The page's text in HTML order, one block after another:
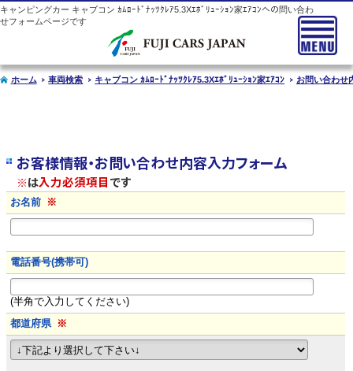
キャンピングカー キャブコン ｶﾑﾛｰﾄﾞﾅｯﾂｸﾚｱ5.3Xｴﾎﾞﾘｭｰｼｮﾝ家ｴｱｺﾝへの問い合わ
せフォームページです
ホーム 車両検索 キャブコン ｶﾑﾛｰﾄﾞﾅｯﾂｸﾚｱ5.3Xｴﾎﾞﾘｭｰｼｮﾝ家ｴｱｺﾝ お問い合わせ
お客様情報・お問い合わせ内容入力フォーム
※は入力必須項目です
お名前 ※
電話番号(携帯可)
(半角で入力してください)
都道府県 ※